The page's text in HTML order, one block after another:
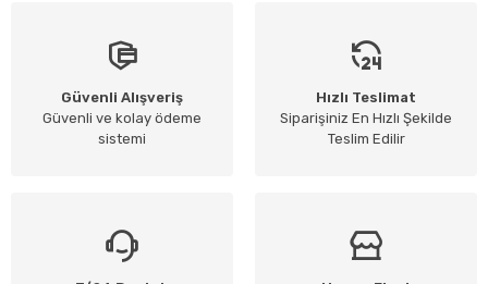
Güvenli Alışveriş
Güvenli ve kolay ödeme
sistemi
Hızlı Teslimat
Siparişiniz En Hızlı Şekilde
Teslim Edilir